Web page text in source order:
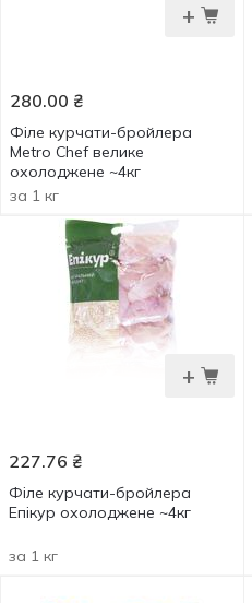
+
280.00 ₴
Філе курчати-бройлера
Metro Chef велике
охолоджене ~4кг
за 1 кг
+
227.76 ₴
Філе курчати-бройлера
Епікур охолоджене ~4кг
за 1 кг